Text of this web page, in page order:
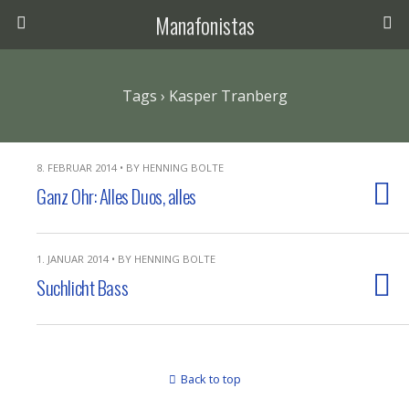
Manafonistas
Tags › Kasper Tranberg
8. FEBRUAR 2014 • BY HENNING BOLTE
Ganz Ohr: Alles Duos, alles
1. JANUAR 2014 • BY HENNING BOLTE
Suchlicht Bass
Back to top